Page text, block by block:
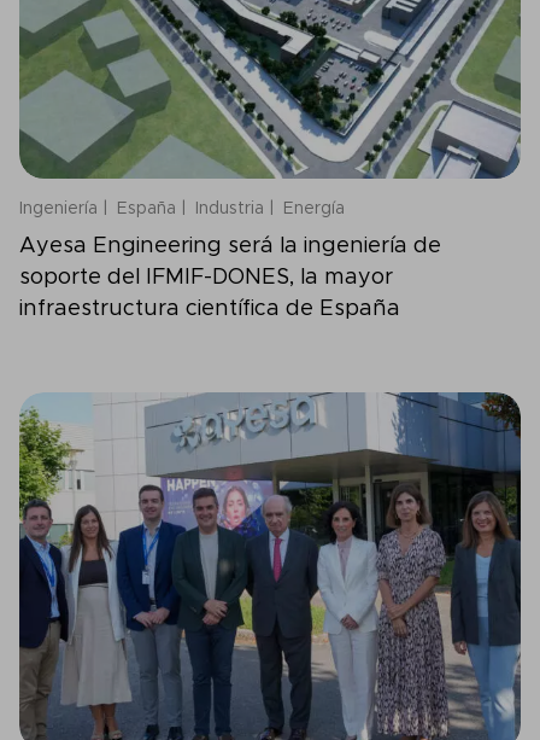
Ingeniería España Industria Energía
Ayesa Engineering será la ingeniería de
soporte del IFMIF-DONES, la mayor
infraestructura científica de España